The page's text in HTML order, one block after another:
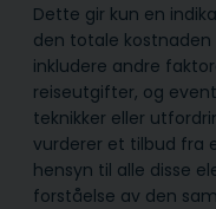
Dette gir kun en
den totale
inkludere andre
reiseutgifter, og
teknikker eller
vurderer et tilbud fra
hensyn til alle disse
forståelse av den